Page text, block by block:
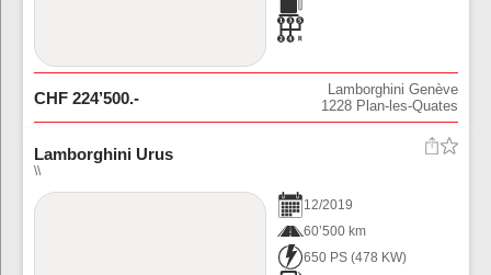
CHF 224’500.-
Lamborghini Genève
1228 Plan-les-Quates
Lamborghini Urus
\\
12/2019
60’500 km
650 PS (478 KW)